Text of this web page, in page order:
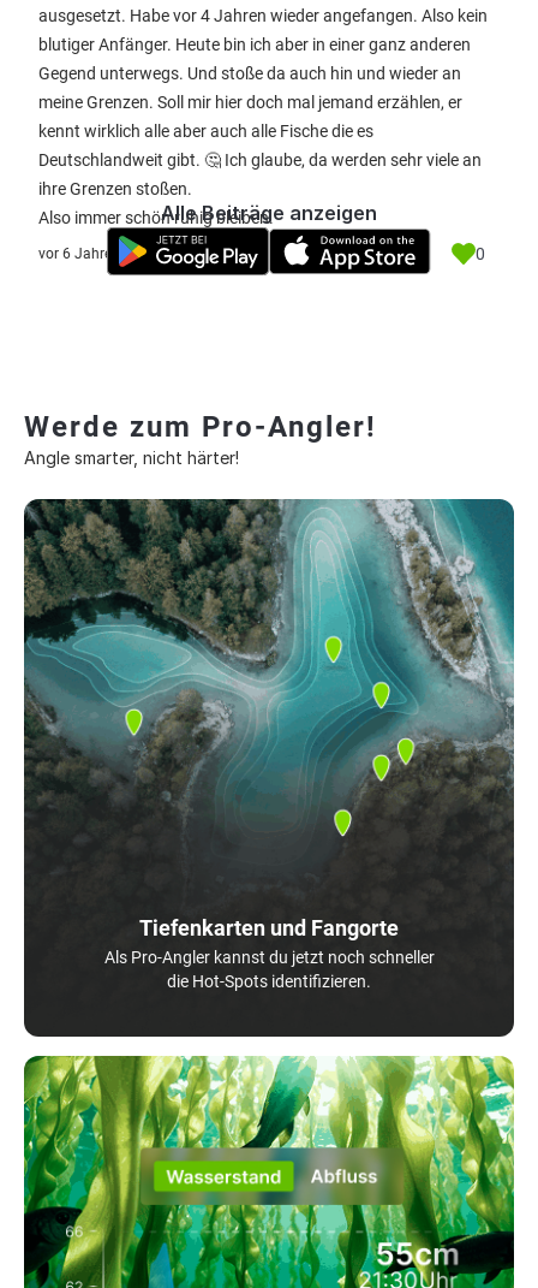
ausgesetzt. Habe vor 4 Jahren wieder angefangen. Also kein
blutiger Anfänger. Heute bin ich aber in einer ganz anderen
Gegend unterwegs. Und stoße da auch hin und wieder an
meine Grenzen. Soll mir hier doch mal jemand erzählen, er
kennt wirklich alle aber auch alle Fische die es
Deutschlandweit gibt. 🤔 Ich glaube, da werden sehr viele an
ihre Grenzen stoßen.
Also immer schön ruhig bleiben.
vor 6 Jahre 0
Alle Beiträge anzeigen
Werde zum Pro-Angler!
Angle smarter, nicht härter!
Tiefenkarten und Fangorte
Als Pro-Angler kannst du jetzt noch schneller
die Hot-Spots identifizieren.